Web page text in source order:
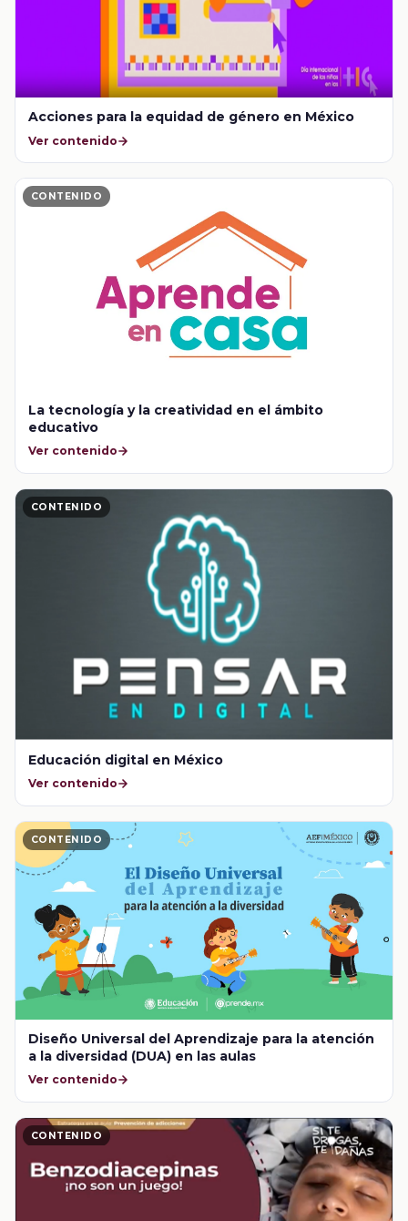
Acciones para la equidad de género en México
Ver contenido
CONTENIDO
La tecnología y la creatividad en el ámbito
educativo
Ver contenido
CONTENIDO
Educación digital en México
Ver contenido
CONTENIDO
Diseño Universal del Aprendizaje para la atención
a la diversidad (DUA) en las aulas
Ver contenido
CONTENIDO